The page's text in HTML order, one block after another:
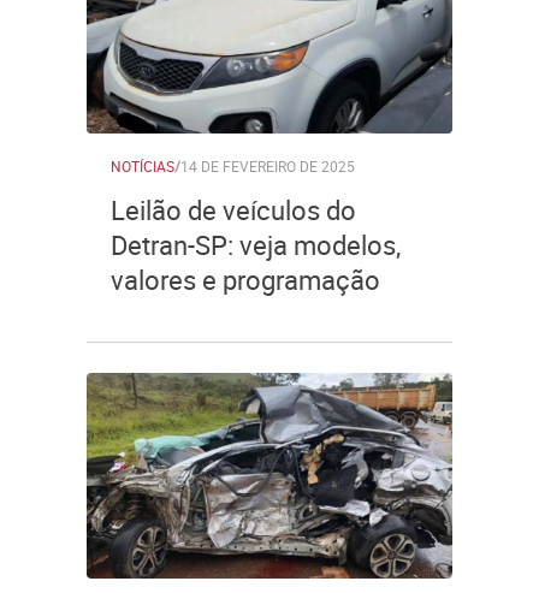
NOTÍCIAS/14 DE FEVEREIRO DE 2025
Leilão de veículos do
Detran-SP: veja modelos,
valores e programação